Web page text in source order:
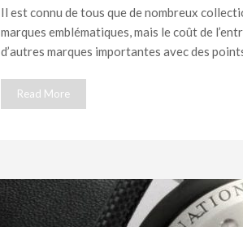
Il est connu de tous que de nombreux
marques emblématiques, mais le coût de
d’autres marques importantes avec des points
Read More